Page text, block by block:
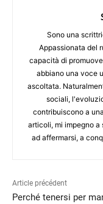
Sono una
Appassionata del
capacità di
abbiano una voce
ascoltata.
sociali,
contribuiscono a
articoli, mi impegno
ad affermarsi, a
Article précédent
Perché tenersi per